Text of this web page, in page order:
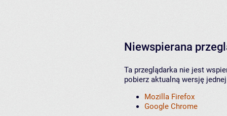
Niewspierana
Ta przeglądarka nie jest
pobierz aktualną wersję
Mozilla Firefox
Google Chrome